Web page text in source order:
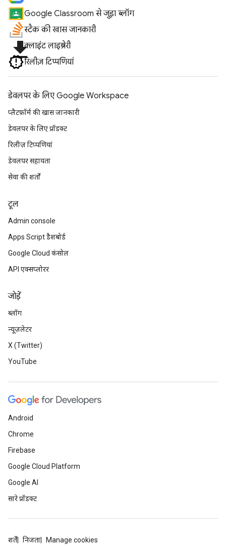
Google Classroom से जुड़ा ब्लॉग
स्टैक की खास जानकारी
file_downloadक्लाइंट लाइब्रेरी
रिलीज़ टिप्पणियां
डेवलपर के लिए Google Workspace
प्लैटफ़ॉर्म की खास जानकारी
डेवलपर के लिए प्रॉडक्ट
रिलीज़ टिप्पणियां
डेवलपर सहायता
सेवा की शर्तों
टूल
Admin console
Apps Script डैशबोर्ड
Google Cloud कंसोल
API एक्सप्लोरर
जोड़ें
ब्लॉग
न्यूज़लेटर
X (Twitter)
YouTube
Android
Chrome
Firebase
Google Cloud Platform
Google AI
सारे प्रॉडक्ट
शर्तें निजता Manage cookies